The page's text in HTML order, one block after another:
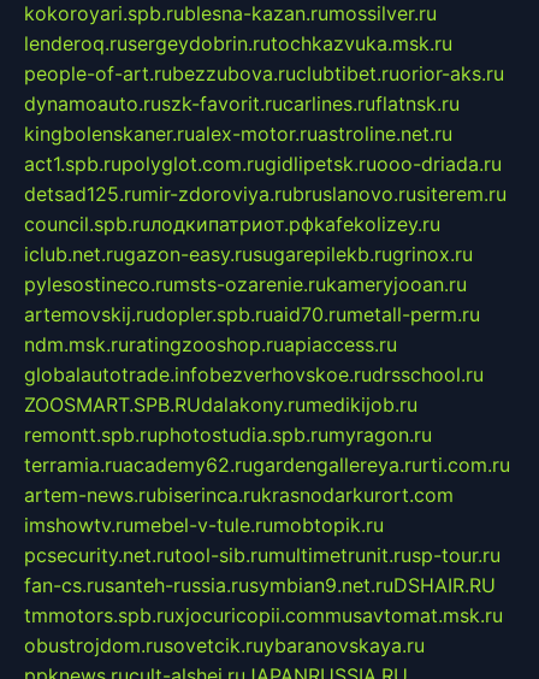
kokoroyari.spb.rublesna-kazan.rumossilver.ru
lenderoq.rusergeydobrin.rutochkazvuka.msk.ru
people-of-art.rubezzubova.ruclubtibet.ruorior-aks.ru
dynamoauto.ruszk-favorit.rucarlines.ruflatnsk.ru
kingbolenskaner.rualex-motor.ruastroline.net.ru
act1.spb.rupolyglot.com.rugidlipetsk.ruooo-driada.ru
detsad125.rumir-zdoroviya.rubruslanovo.rusiterem.ru
council.spb.ruлодкипатриот.рфkafekolizey.ru
iclub.net.rugazon-easy.rusugarepilekb.rugrinox.ru
pylesostineco.rumsts-ozarenie.rukameryjooan.ru
artemovskij.rudopler.spb.ruaid70.rumetall-perm.ru
ndm.msk.ruratingzooshop.ruapiaccess.ru
globalautotrade.infobezverhovskoe.rudrsschool.ru
ZOOSMART.SPB.RUdalakony.rumedikijob.ru
remontt.spb.ruphotostudia.spb.rumyragon.ru
terramia.ruacademy62.rugardengallereya.rurti.com.ru
artem-news.rubiserinca.rukrasnodarkurort.com
imshowtv.rumebel-v-tule.rumobtopik.ru
pcsecurity.net.rutool-sib.rumultimetrunit.rusp-tour.ru
fan-cs.rusanteh-russia.rusymbian9.net.ruDSHAIR.RU
tmmotors.spb.ruxjocuricopii.commusavtomat.msk.ru
obustrojdom.rusovetcik.ruybaranovskaya.ru